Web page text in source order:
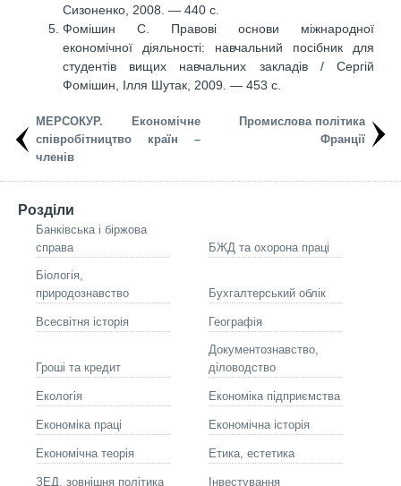
Сизоненко, 2008. — 440 с.
Фомішин С. Правові основи міжнародної
економічної діяльності: навчальний посібник для
студентів вищих навчальних закладів / Сергій
Фомішин, Ілля Шутак, 2009. — 453 с.
МЕРСОКУР. Економічне
співробітництво країн –
членів
Промислова політика
Франції
Розділи
Банківська і біржова
справа
БЖД та охорона праці
Біологія,
природознавство
Бухгалтерський облік
Всесвітня історія Географія
Гроші та кредит
Документознавство,
діловодство
Екологія Економіка підприємства
Економіка праці Економічна історія
Економічна теорія Етика, естетика
ЗЕД, зовнішня політика Інвестування